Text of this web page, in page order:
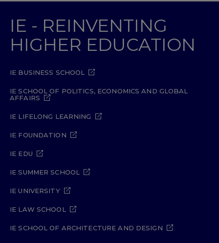
IE - REINVENTING
HIGHER EDUCATION
IE BUSINESS SCHOOL
IE SCHOOL OF POLITICS, ECONOMICS AND GLOBAL
AFFAIRS
IE LIFELONG LEARNING
IE FOUNDATION
IE EDU
IE SUMMER SCHOOL
IE UNIVERSITY
IE LAW SCHOOL
IE SCHOOL OF ARCHITECTURE AND DESIGN